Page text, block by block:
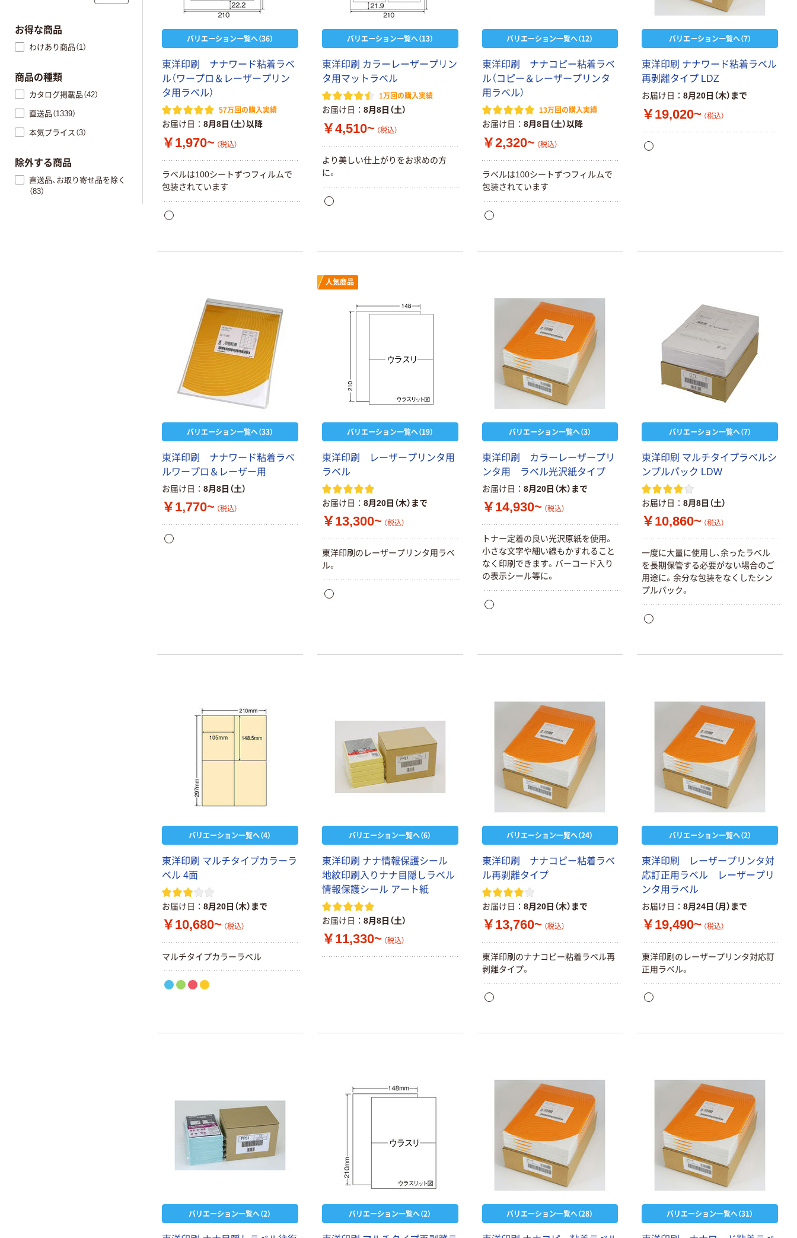
バリエーション一覧へ（36）
東洋印刷 ナナワード粘着ラベ
ル（ワープロ＆レーザープリン
タ用ラベル）
57万回の購入実績
お届け日 8月8日（土）以降
￥1,970~ （税込）
ラベルは100シートずつフィルムで
包装されています
バリエーション一覧へ（13）
東洋印刷 カラーレーザープリン
タ用マットラベル
1万回の購入実績
お届け日 8月8日（土）
￥4,510~ （税込）
より美しい仕上がりをお求めの方
に。
バリエーション一覧へ（12）
東洋印刷 ナナコピー粘着ラベ
ル（コピー＆レーザープリンタ
用ラベル）
13万回の購入実績
お届け日 8月8日（土）以降
￥2,320~ （税込）
ラベルは100シートずつフィルムで
包装されています
バリエーション一覧へ（7）
東洋印刷 ナナワード粘着ラベル
再剥離タイプ LDZ
お届け日 8月20日（木）まで
￥19,020~ （税込）
バリエーション一覧へ（33）
東洋印刷 ナナワード粘着ラベ
ルワープロ＆レーザー用
お届け日 8月8日（土）
￥1,770~ （税込）
人気商品
バリエーション一覧へ（19）
東洋印刷 レーザープリンタ用
ラベル
お届け日 8月20日（木）まで
￥13,300~ （税込）
東洋印刷のレーザープリンタ用ラベ
ル。
バリエーション一覧へ（3）
東洋印刷 カラーレーザープリ
ンタ用 ラベル光沢紙タイプ
お届け日 8月20日（木）まで
￥14,930~ （税込）
トナー定着の良い光沢原紙を使用。
小さな文字や細い線もかすれること
なく印刷できます。バーコード入り
の表示シール等に。
バリエーション一覧へ（7）
東洋印刷 マルチタイプラベルシ
ンプルパック LDW
お届け日 8月8日（土）
￥10,860~ （税込）
一度に大量に使用し、余ったラベル
を長期保管する必要がない場合のご
用途に。余分な包装をなくしたシン
プルパック。
バリエーション一覧へ（4）
東洋印刷 マルチタイプカラーラ
ベル 4面
お届け日 8月20日（木）まで
￥10,680~ （税込）
マルチタイプカラーラベル
バリエーション一覧へ（6）
東洋印刷 ナナ情報保護シール
地紋印刷入りナナ目隠しラベル
情報保護シール アート紙
お届け日 8月8日（土）
￥11,330~ （税込）
バリエーション一覧へ（24）
東洋印刷 ナナコピー粘着ラベ
ル再剥離タイプ
お届け日 8月20日（木）まで
￥13,760~ （税込）
東洋印刷のナナコピー粘着ラベル再
剥離タイプ。
バリエーション一覧へ（2）
東洋印刷 レーザープリンタ対
応訂正用ラベル レーザープリ
ンタ用ラベル
お届け日 8月24日（月）まで
￥19,490~ （税込）
東洋印刷のレーザープリンタ対応訂
正用ラベル。
バリエーション一覧へ（2） バリエーション一覧へ（2） バリエーション一覧へ（28） バリエーション一覧へ（31）
お得な商品
わけあり商品（1）
商品の種類
カタログ掲載品（42）
直送品（1339）
本気プライス（3）
除外する商品
直送品、お取り寄せ品を除く
（83）